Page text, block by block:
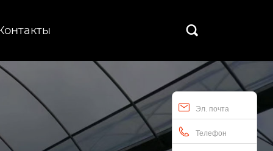

Эл. почта
Телефон